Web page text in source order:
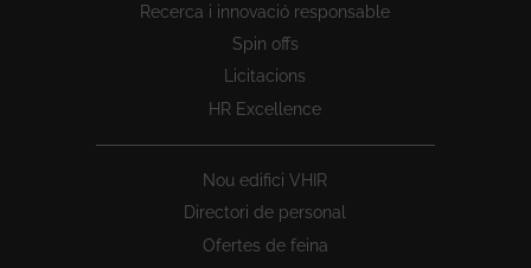
Recerca i innovació responsable
Spin offs
Licitacions
HR Excellence
Nou edifici VHIR
Directori de personal
Ofertes de feina